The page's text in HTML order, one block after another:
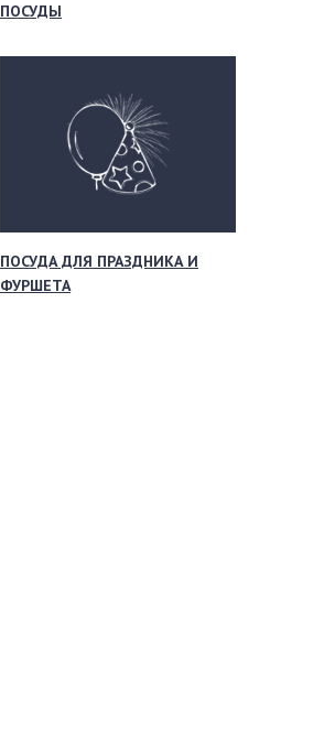
ПОСУДЫ
ПОСУДА ДЛЯ ПРАЗДНИКА И
ФУРШЕТА